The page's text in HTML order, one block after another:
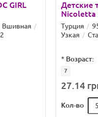
GIRL
Вшивная
Детские
Nicoletta
Турция
Узкая
* Возраст:
7
27.14
Кол-во